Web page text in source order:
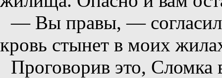
— Вы правы, —
кровь стынет в моих
Проговорив это, Сломка